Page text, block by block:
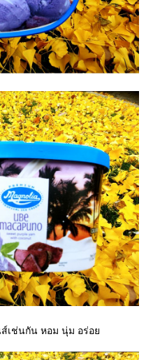
เช่นกัน หอม นุ่ม อร่อย